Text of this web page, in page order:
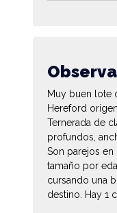
Muy buen lote
Hereford
Ternerada de
profundos,
Son parejos en
tamaño por
cursando una
destino. Hay 1